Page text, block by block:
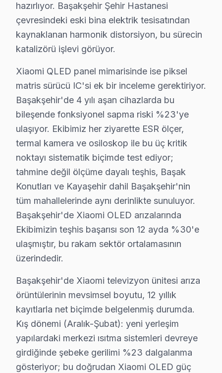
Başakşehir, Güvercintepe, Kayabaşı, Kayaşehir
Şahintepe, Şamlar, Ziya Gökalp ve çevresinde de
Başakşehir Xiaomi TV Teknik Destek
Başakşehir'de Xiaomi televizyon paneli sahiplerine
OLED/QLED Panel ve Ekran Onarımı: Renk
Kart Düzeyinde Tamir işlemi: Ana kart, güç kartı ve
Smart televizyon Platform Sorunları: Mi ekran ve
Port ve Bağlantı Tamiri: HDMI, USB ve optik ses
» Başakşehir genelinde mobil servis ekibimizle
Fiyat Politikamız: Sürpriz Yok, Güven Var
Başakşehir'de fiyat konusunda şeffaflık ilkemizdir.
Başakşehir'de arıza tespiti: Ücretsiz. Herhangi bir ön
Başakşehir'de onaysız işlem yok: Fiyat teklifi
Başakşehir garantili fiyat: Başakşehir servisimizde
Başakşehir'de ödeme seçenekleri: Nakit, kredi kartı,
Başakşehir Xiaomi Teknisyen Ekibi – BGA ve
Doğru teşhis ve kalıcı çözüm, deneyimli teknisyenle
Teknisyen yetkinliklerimiz:
• Başakşehir'de ortalama 10+ yıl sektör deneyimi
• Xiaomi özel sertifika ve eğitimler
hazırlıyor. Başakşehir Şehir Hastanesi
çevresindeki eski bina elektrik tesisatından
kaynaklanan harmonik distorsiyon, bu sürecin
katalizörü işlevi görüyor.
Xiaomi QLED panel mimarisinde ise piksel
matris sürücü IC'si ek bir inceleme gerektiriyor.
Başakşehir'de 4 yılı aşan cihazlarda bu
bileşende fonksiyonel sapma riski %23'ye
ulaşıyor. Ekibimiz her ziyarette ESR ölçer,
termal kamera ve osiloskop ile bu üç kritik
noktayı sistematik biçimde test ediyor;
tahmine değil ölçüme dayalı teşhis, Başak
Konutları ve Kayaşehir dahil Başakşehir'nin
tüm mahallelerinde aynı derinlikte sunuluyor.
Başakşehir'de Xiaomi OLED arızalarında
Ekibimizin teşhis başarısı son 12 ayda %30'e
ulaşmıştır, bu rakam sektör ortalamasının
üzerindedir.
Başakşehir'de Xiaomi televizyon ünitesi arıza
örüntülerinin mevsimsel boyutu, 12 yıllık
kayıtlarla net biçimde belgelenmiş durumda.
Kış dönemi (Aralık-Şubat): yeni yerleşim
yapılardaki merkezi ısıtma sistemleri devreye
girdiğinde şebeke gerilimi %23 dalgalanma
gösteriyor; bu doğrudan Xiaomi OLED güç